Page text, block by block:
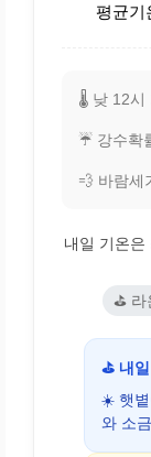
평균기
🌡️ 낮 12시
☔ 강수확
💨 바람세
내일 기온은
⛳
⛳ 내
☀️ 햇볕
와 소